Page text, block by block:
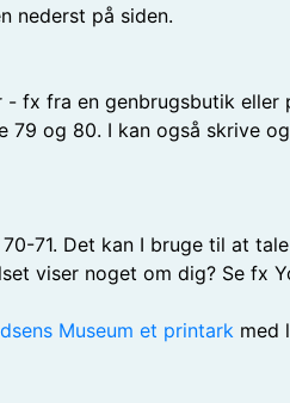
nederst på siden.
- fx fra en genbrugsbutik
79 og 80. I kan også skrive
71. Det kan I bruge til at
viser noget om dig? Se fx
Museum et printark med